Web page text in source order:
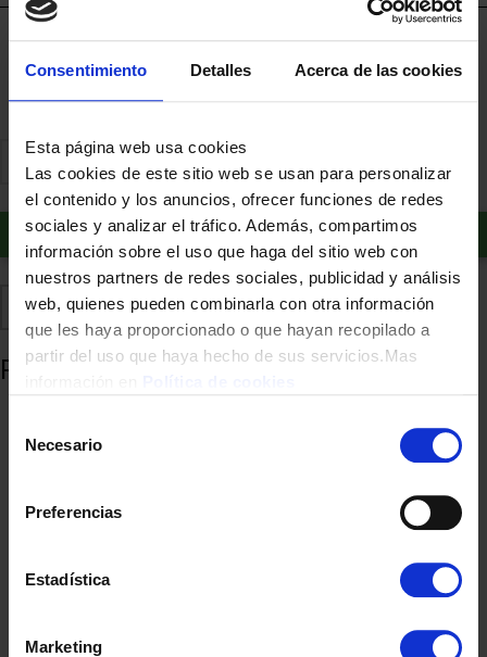
Consentimiento Detalles Acerca de las cookies
Esta página web usa cookies
Las cookies de este sitio web se usan para personalizar
el contenido y los anuncios, ofrecer funciones de redes
sociales y analizar el tráfico. Además, compartimos
información sobre el uso que haga del sitio web con
nuestros partners de redes sociales, publicidad y análisis
web, quienes pueden combinarla con otra información
que les haya proporcionado o que hayan recopilado a
partir del uso que haya hecho de sus servicios.Mas
Necesario
Preferencias
Estadística
Marketing
Financia a plazos con Cetelem
+ info
Añadir al carrito
Añadir a favoritos Comparte
Productos relacionados
CONGELADOR VERTICAL BEKO RFNE290L41WN 171,4×59,5 250L